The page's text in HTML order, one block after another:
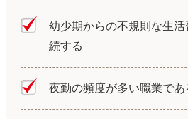
幼少期からの不規則な生
続する
夜勤の頻度が多い職業であ